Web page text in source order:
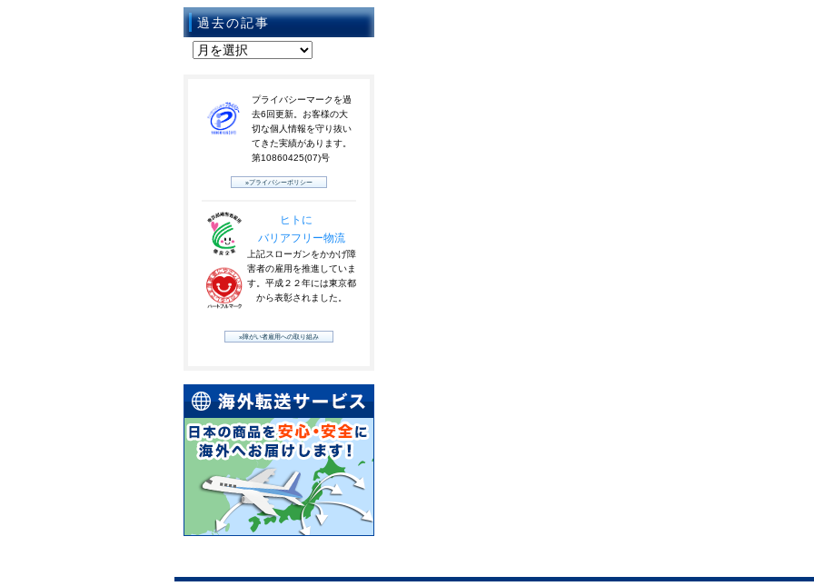
過去の記事
プライバシーマークを過
去6回更新。お客様の大
切な個人情報を守り抜い
てきた実績があります。
第10860425(07)号
»プライバシーポリシー
ヒトに
バリアフリー物流
上記スローガンをかかげ障
害者の雇用を推進していま
す。平成２２年には東京都
から表彰されました。
»障がい者雇用への取り組み